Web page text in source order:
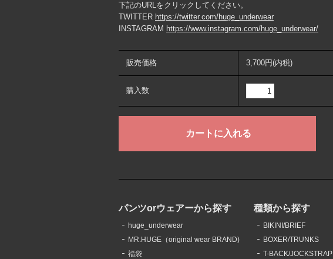
下記のURLをクリックしてください。
TWITTER https://twitter.com/huge_underwear
INSTAGRAM https://www.instagram.com/huge_underwear/
販売価格 3,700円(内税)
購入数
パンツorウェアーから探す
huge_underwear
MR.HUGE（original wear BRAND)
福袋
種類から探す
BIKINI/BRIEF
BOXER/TRUNKS
T-BACK/JOCKSTRAP